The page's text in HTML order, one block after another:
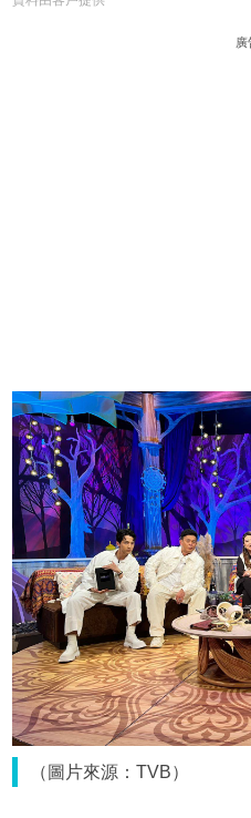
廣
（圖片來源：TVB）